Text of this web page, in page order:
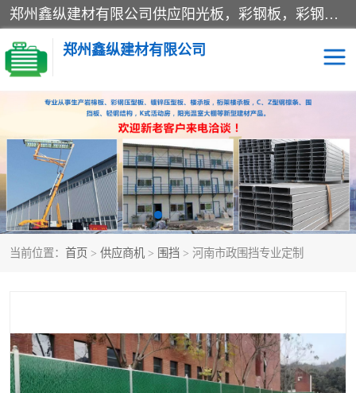
郑州鑫纵建材有限公司供应阳光板，彩钢板，彩钢钢构工程是一家集生产销售租赁安装于一体的企业，主要生产PC采光板，耐力板，仿古琉璃采光板，岩棉板、彩钢压型板、镀锌压型板、桁架楼承板，C、Z型钢檩条、围挡板、轻钢结构，阳光温室大棚等新型建材产品。公司旗下有多台移动式高空压瓦机租赁，承接全国各地业务，专业对外租赁各种型号压瓦机。
郑州鑫纵建材有限公司
当前位置： 首页 > 供应商机 > 围挡 > 河南市政围挡专业定制
高空瓦机租赁 ASA合成树脂仿古瓦
CZ型钢 FRP采光板
PC多层板 PC耐力板
建筑围挡 楼层板
岩棉板 钢结构配件
围挡 彩钢板